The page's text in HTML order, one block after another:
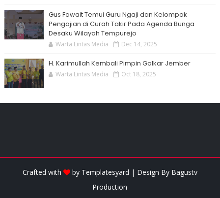
Gus Fawait Temui Guru Ngaji dan Kelompok
Pengajian di Curah Takir Pada Agenda Bunga
Desaku Wilayah Tempurejo
Warta Lintas Media Dec 14, 2025
H. Karimullah Kembali Pimpin Golkar Jember
Warta Lintas Media Oct 18, 2025
Crafted with by Templatesyard | Design By Bagustv
Production